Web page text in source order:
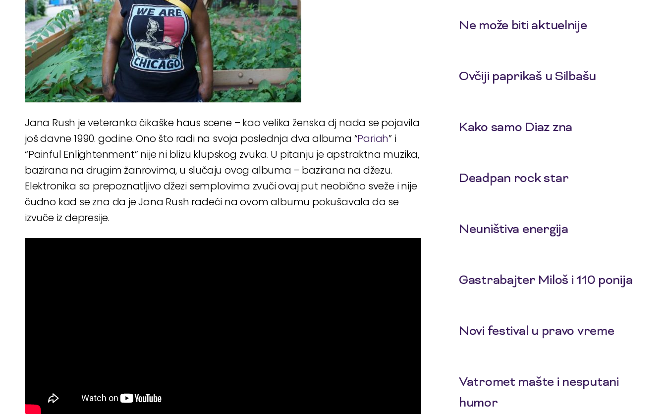
Jana Rush je veteranka čikaške haus scene – kao velika ženska dj nada se pojavila
još davne 1990. godine. Ono što radi na svoja poslednja dva albuma “Pariah” i
“Painful Enlightenment” nije ni blizu klupskog zvuka. U pitanju je apstraktna muzika,
bazirana na drugim žanrovima, u slučaju ovog albuma – bazirana na džezu.
Elektronika sa prepoznatljivo džezi semplovima zvuči ovaj put neobično sveže i nije
čudno kad se zna da je Jana Rush radeći na ovom albumu pokušavala da se
izvuče iz depresije.
Ne može biti aktuelnije
Ovčiji paprikaš u Silbašu
Kako samo Diaz zna
Deadpan rock star
Neuništiva energija
Gastrabajter Miloš i 110 ponija
Novi festival u pravo vreme
Vatromet mašte i nesputani
humor